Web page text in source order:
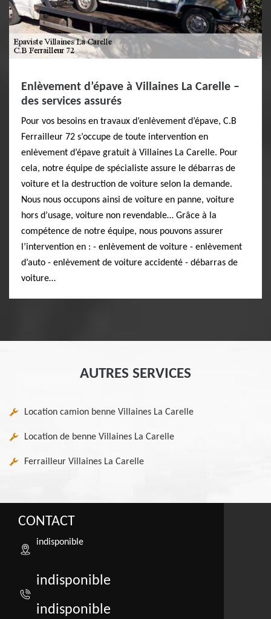
Enlèvement d’épave à Villaines La Carelle –
des services assurés
Pour vos besoins en travaux d’enlèvement d’épave, C.B
Ferrailleur 72 s’occupe de toute intervention en
enlèvement d’épave gratuit à Villaines La Carelle. Pour
cela, notre équipe de spécialiste assure le débarras de
voiture et la destruction de voiture selon la demande.
Nous nous occupons ainsi de voiture en panne, voiture
hors d’usage, voiture non revendable… Grâce à la
compétence de notre équipe, nous pouvons assurer
l’intervention en : - enlèvement de voiture - enlèvement
d’auto - enlèvement de voiture accidenté - débarras de
voiture…
AUTRES SERVICES
Location camion benne Villaines La Carelle
Location de benne Villaines La Carelle
Ferrailleur Villaines La Carelle
CONTACT
indisponible
indisponible
indisponible